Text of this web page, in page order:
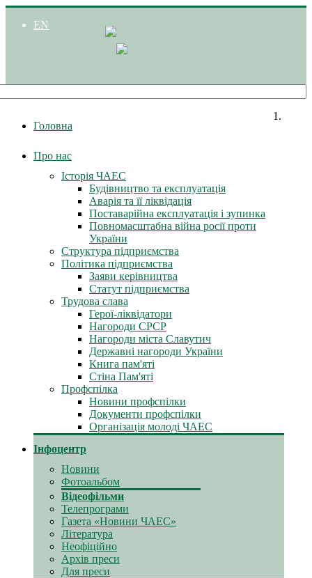
EN
Головна
Про нас
Історія ЧАЕС
Будівництво та експлуатація
Аварія та її ліквідація
Поставарійна експлуатація і зупинка
Повномасштабна війна росії проти
України
Структура підприємства
Політика підприємства
Заяви керівництва
Статут підприємства
Трудова слава
Герої-ліквідатори
Нагороди СРСР
Нагороди міста Славутич
Державні нагороди України
Книга пам'яті
Стіна Пам'яті
Профспілка
Новини профспілки
Документи профспілки
Організація молоді ЧАЕС
Інфоцентр
Новини
Фотоальбом
Відеофільми
Телепрограми
Газета «Новини ЧАЕС»
Література
Неофіційно
Архів преси
Для преси